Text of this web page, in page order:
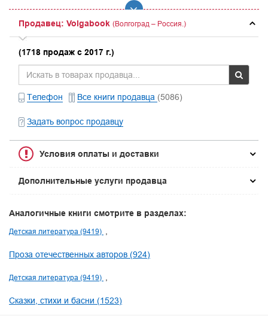
Продавец: Volgabook (Волгоград – Россия.)
(1718 продаж с 2017 г.)
Телефон Все книги продавца (5086)
Задать вопрос продавцу
Условия оплаты и доставки
Дополнительные услуги продавца
Аналогичные книги смотрите в разделах:
Детская литература (9419)
Проза отечественных авторов (924)
Детская литература (9419)
Сказки, стихи и басни (1523)